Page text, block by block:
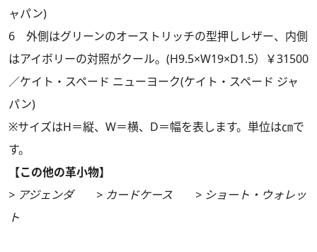
ャパン)
6 外側はグリーンのオーストリッチの型押しレザー、内側
はアイボリーの対照がクール。(H9.5×W19×D1.5）￥31500
／ケイト・スペード ニューヨーク(ケイト・スペード ジャ
パン)
※サイズはH＝縦、W＝横、D＝幅を表します。単位は㎝で
す。
【この他の革小物】
> アジェンダ
> カードケース
> ショート・ウォレッ
ト